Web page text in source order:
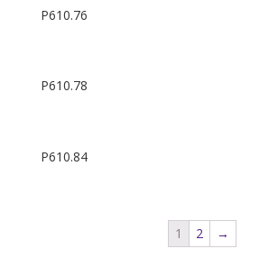
P610.76
P610.78
P610.84
1 2 →